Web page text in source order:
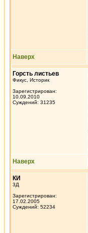
Наверх
Горсть листьев
Фикус, Историк
Зарегистрирован:
10.09.2010
Суждений: 31235
Наверх
КИ
3Д
Зарегистрирован:
17.02.2005
Суждений: 52234